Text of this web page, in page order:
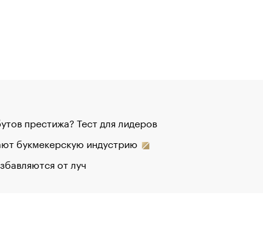
престижа? Тест для лидеров
букмекерскую индустрию
от луч